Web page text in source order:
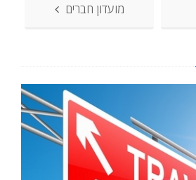
מועדון חברים